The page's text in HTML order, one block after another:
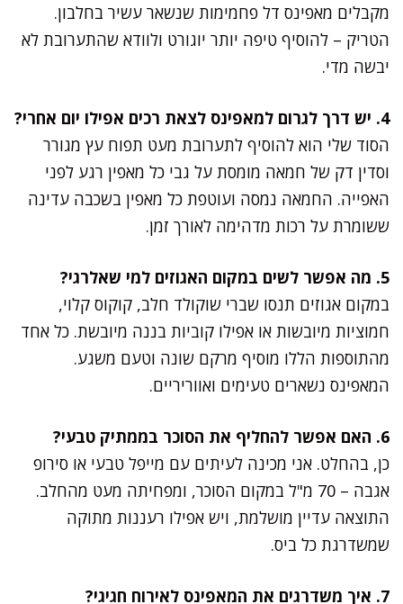
מקבלים מאפינס דל פחמימות שנשאר עשיר בחלבון.
הטריק – להוסיף טיפה יותר יוגורט ולוודא שהתערובת לא
יבשה מדי.
4. יש דרך לגרום למאפינס לצאת רכים אפילו יום אחרי?
הסוד שלי הוא להוסיף לתערובת מעט תפוח עץ מגורר
וסדין דק של חמאה מומסת על גבי כל מאפין רגע לפני
האפייה. החמאה נמסה ועוטפת כל מאפין בשכבה עדינה
ששומרת על רכות מדהימה לאורך זמן.
5. מה אפשר לשים במקום האגוזים למי שאלרגי?
במקום אגוזים תנסו שברי שוקולד חלב, קוקוס קלוי,
חמוציות מיובשות או אפילו קוביות בננה מיובשת. כל אחד
מהתוספות הללו מוסיף מרקם שונה וטעם משגע.
המאפינס נשארים טעימים ואווריריים.
6. האם אפשר להחליף את הסוכר בממתיק טבעי?
כן, בהחלט. אני מכינה לעיתים עם מייפל טבעי או סירופ
אגבה – 70 מ"ל במקום הסוכר, ומפחיתה מעט מהחלב.
התוצאה עדיין מושלמת, ויש אפילו רעננות מתוקה
שמשדרגת כל ביס.
7. איך משדרגים את המאפינס לאירוח חגיגי?